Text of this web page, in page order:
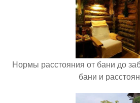
Нормы расстояния от бани до
бани и